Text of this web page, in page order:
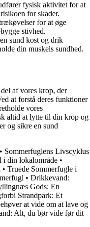
fysisk aktivitet for at
for skader.
for at øge
stivhed.
sund kost og drik
din muskels sundhed.
af vores krop, der
at forstå deres funktioner
vores
altid at lytte til din krop og
og sikre en sund
• Sommerfuglens Livscyklus
i din lokalområde •
• Truede Sommerfugle i
• Drikkevand:
Gods: En
Strandpark: Et
at vide om at lave og
Alt, du bør vide før dit